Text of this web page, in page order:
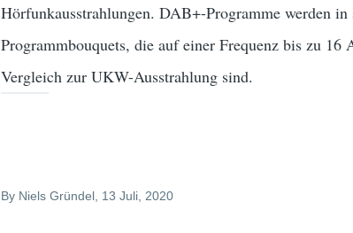
Hörfunkausstrahlungen. DAB+-Programme werden
Programmbouquets, die auf einer Frequenz bis zu 16
Vergleich zur UKW-Ausstrahlung sind.
By Niels Gründel , 13 Juli, 2020